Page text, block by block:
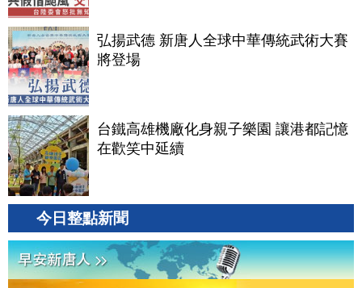
弘揚武德 新唐人全球中華傳統武術大賽
將登場
台鐵高雄機廠化身親子樂園 讓港都記憶
在歡笑中延續
今日整點新聞